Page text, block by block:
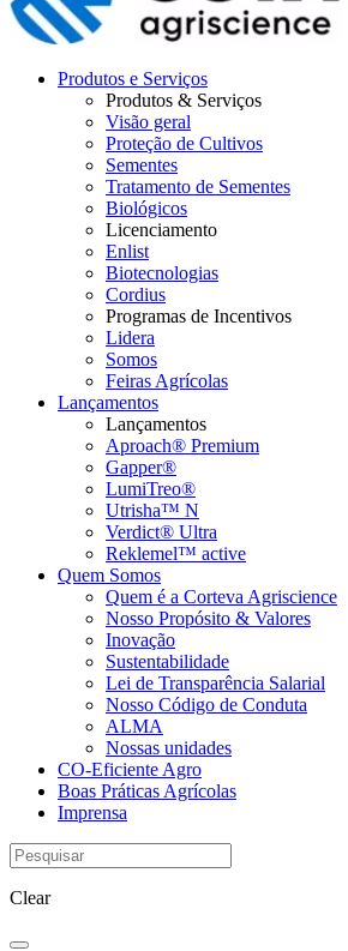
Produtos e Serviços
Produtos & Serviços
Visão geral
Proteção de Cultivos
Sementes
Tratamento de Sementes
Biológicos
Licenciamento
Enlist
Biotecnologias
Cordius
Programas de Incentivos
Lidera
Somos
Feiras Agrícolas
Lançamentos
Lançamentos
Aproach® Premium
Gapper®
LumiTreo®
Utrisha™ N
Verdict® Ultra
Reklemel™ active
Quem Somos
Quem é a Corteva Agriscience
Nosso Propósito & Valores
Inovação
Sustentabilidade
Lei de Transparência Salarial
Nosso Código de Conduta
ALMA
Nossas unidades
CO-Eficiente Agro
Boas Práticas Agrícolas
Imprensa
Clear